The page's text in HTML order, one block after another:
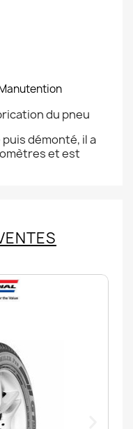
du pneu
démonté, il a
et est